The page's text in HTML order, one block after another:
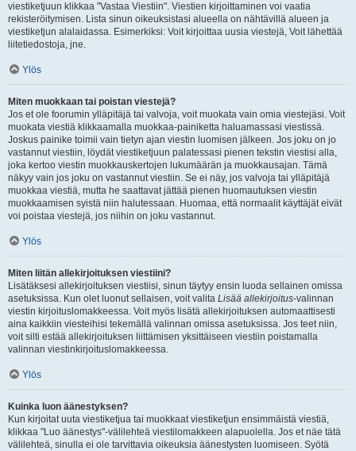
viestiketjuun klikkaa "Vastaa Viestiin". Viestien kirjoittaminen voi vaatia
rekisteröitymisen. Lista sinun oikeuksistasi alueella on nähtävillä alueen ja
viestiketjun alalaidassa. Esimerkiksi: Voit kirjoittaa uusia viestejä, Voit lähettää
liitetiedostoja, jne.
Ylös
Miten muokkaan tai poistan viestejä?
Jos et ole foorumin ylläpitäjä tai valvoja, voit muokata vain omia viestejäsi. Voit
muokata viestiä klikkaamalla muokkaa-painiketta haluamassasi viestissä.
Joskus painike toimii vain tietyn ajan viestin luomisen jälkeen. Jos joku on jo
vastannut viestiin, löydät viestiketjuun palatessasi pienen tekstin viestisi alla,
joka kertoo viestin muokkauskertojen lukumäärän ja muokkausajan. Tämä
näkyy vain jos joku on vastannut viestiin. Se ei näy, jos valvoja tai ylläpitäjä
muokkaa viestiä, mutta he saattavat jättää pienen huomautuksen viestin
muokkaamisen syistä niin halutessaan. Huomaa, että normaalit käyttäjät eivät
voi poistaa viestejä, jos niihin on joku vastannut.
Ylös
Miten liitän allekirjoituksen viestiini?
Lisätäksesi allekirjoituksen viestiisi, sinun täytyy ensin luoda sellainen omissa
asetuksissa. Kun olet luonut sellaisen, voit valita Lisää allekirjoitus-valinnan
viestin kirjoituslomakkeessa. Voit myös lisätä allekirjoituksen automaattisesti
aina kaikkiin viesteihisi tekemällä valinnan omissa asetuksissa. Jos teet niin,
voit silti estää allekirjoituksen liittämisen yksittäiseen viestiin poistamalla
valinnan viestinkirjoituslomakkeessa.
Ylös
Kuinka luon äänestyksen?
Kun kirjoitat uuta viestiketjua tai muokkaat viestiketjun ensimmäistä viestiä,
klikkaa "Luo äänestys"-välilehteä viestilomakkeen alapuolella. Jos et näe tätä
välilehteä, sinulla ei ole tarvittavia oikeuksia äänestysten luomiseen. Syötä